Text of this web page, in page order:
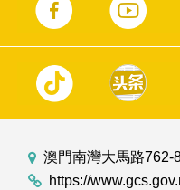
澳門南灣大馬路762-
https://